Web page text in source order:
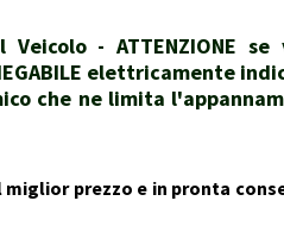
Veicolo - ATTENZIONE
elettricamente
che ne limita
prezzo e in pronta